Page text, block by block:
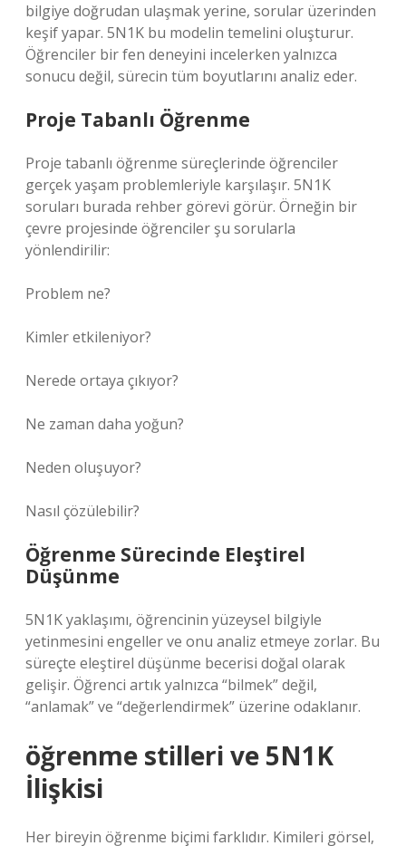
bilgiye doğrudan ulaşmak yerine, sorular üzerinden
keşif yapar. 5N1K bu modelin temelini oluşturur.
Öğrenciler bir fen deneyini incelerken yalnızca
sonucu değil, sürecin tüm boyutlarını analiz eder.
Proje Tabanlı Öğrenme
Proje tabanlı öğrenme süreçlerinde öğrenciler
gerçek yaşam problemleriyle karşılaşır. 5N1K
soruları burada rehber görevi görür. Örneğin bir
çevre projesinde öğrenciler şu sorularla
yönlendirilir:
Problem ne?
Kimler etkileniyor?
Nerede ortaya çıkıyor?
Ne zaman daha yoğun?
Neden oluşuyor?
Nasıl çözülebilir?
Öğrenme Sürecinde Eleştirel
Düşünme
5N1K yaklaşımı, öğrencinin yüzeysel bilgiyle
yetinmesini engeller ve onu analiz etmeye zorlar. Bu
süreçte eleştirel düşünme becerisi doğal olarak
gelişir. Öğrenci artık yalnızca “bilmek” değil,
“anlamak” ve “değerlendirmek” üzerine odaklanır.
öğrenme stilleri ve 5N1K
İlişkisi
Her bireyin öğrenme biçimi farklıdır. Kimileri görsel,